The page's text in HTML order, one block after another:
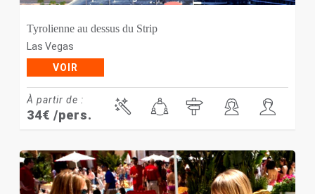
Tyrolienne au dessus du Strip
Las Vegas
VOIR
À partir de :
34€ /pers.